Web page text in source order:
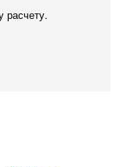
расчету.